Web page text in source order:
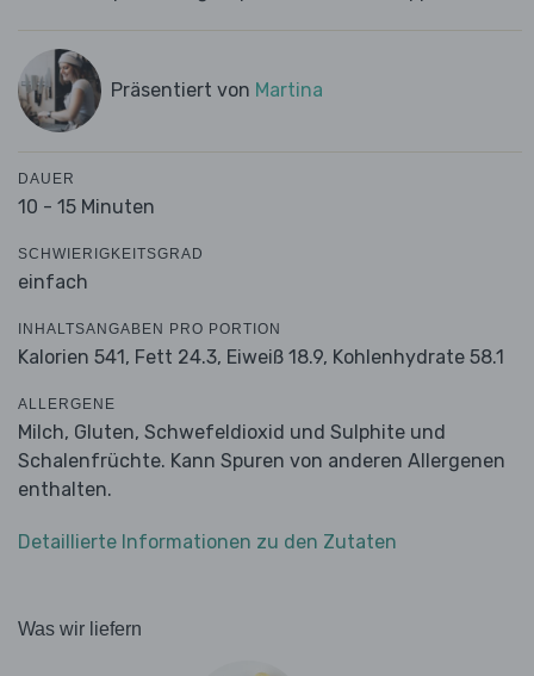
Präsentiert von Martina
DAUER
10 - 15 Minuten
SCHWIERIGKEITSGRAD
einfach
INHALTSANGABEN PRO PORTION
Kalorien 541, Fett 24.3, Eiweiß 18.9, Kohlenhydrate 58.1
ALLERGENE
Milch, Gluten, Schwefeldioxid und Sulphite und
Schalenfrüchte. Kann Spuren von anderen Allergenen
enthalten.
Detaillierte Informationen zu den Zutaten
Was wir liefern